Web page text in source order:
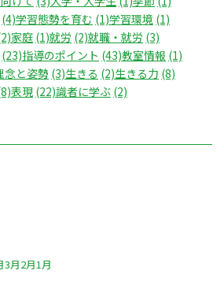
(4)学習態勢を育む (1)学習環境 (1)
家庭 (1)就労 (2)就職・就労 (3)
(23)指導のポイント (43)教室情報 (1)
念と姿勢 (3)生きる (2)生きる力 (8)
表現 (22)識者に学ぶ (2)
3月2月1月